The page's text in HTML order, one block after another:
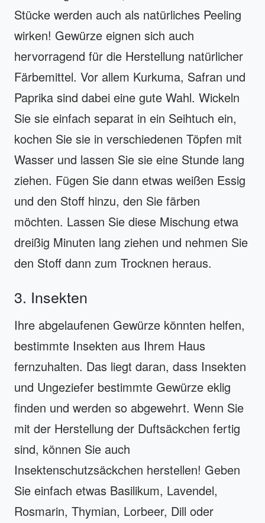
Stücke werden auch als natürliches Peeling
wirken! Gewürze eignen sich auch
hervorragend für die Herstellung natürlicher
Färbemittel. Vor allem Kurkuma, Safran und
Paprika sind dabei eine gute Wahl. Wickeln
Sie sie einfach separat in ein Seihtuch ein,
kochen Sie sie in verschiedenen Töpfen mit
Wasser und lassen Sie sie eine Stunde lang
ziehen. Fügen Sie dann etwas weißen Essig
und den Stoff hinzu, den Sie färben
möchten. Lassen Sie diese Mischung etwa
dreißig Minuten lang ziehen und nehmen Sie
den Stoff dann zum Trocknen heraus.
3. Insekten
Ihre abgelaufenen Gewürze könnten helfen,
bestimmte Insekten aus Ihrem Haus
fernzuhalten. Das liegt daran, dass Insekten
und Ungeziefer bestimmte Gewürze eklig
finden und werden so abgewehrt. Wenn Sie
mit der Herstellung der Duftsäckchen fertig
sind, können Sie auch
Insektenschutzsäckchen herstellen! Geben
Sie einfach etwas Basilikum, Lavendel,
Rosmarin, Thymian, Lorbeer, Dill oder